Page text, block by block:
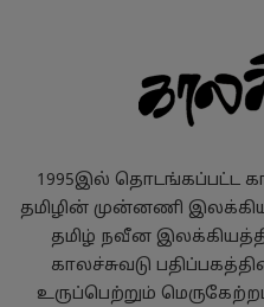
1995இல் தொடங்கப்பட்ட
தமிழின் முன்னணி
தமிழ் நவீன
காலச்சுவடு
உருப்பெற்றும்